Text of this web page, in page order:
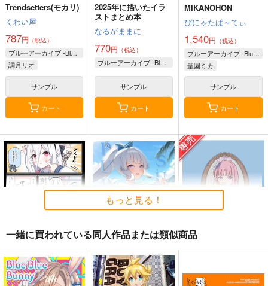
Trendsetters(モカリ)
くわい屋
787円 （税込）
ブルーアーカイブ -Blue Archive-
調月リオ
サンプル
カート
2025年に描いたイラ
ストまとめ本
なるがままに
770円 （税込）
ブルーアーカイブ -Blue Archive-
サンプル
カート
MIKANOHON
ぴにゃたぱ～てぃ
1,540円 （税込）
ブルーアーカイブ -Blue Archive-
聖園ミカ
サンプル
カート
ユウカとケイに恋は難
しい
PURE SHARER (蘭
華)
PENNY LANE
もっと見る！
一緒に買われている同人作品または類似商品